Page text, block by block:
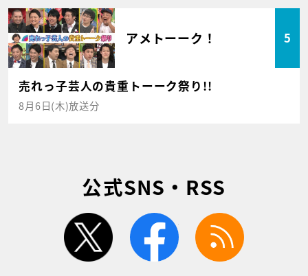
アメトーーク！ 5
売れっ子芸人の貴重トーーク祭り!!
8月6日(木)放送分
公式SNS・RSS
twitter facebook